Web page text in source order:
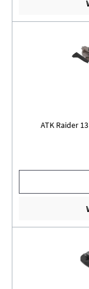
ATK Raider